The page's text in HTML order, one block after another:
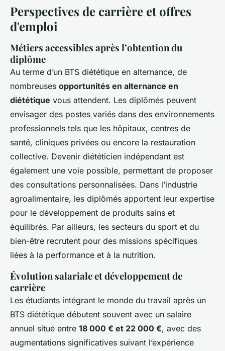
Perspectives de carrière et offres
d'emploi
Métiers accessibles après l’obtention du
diplôme
Au terme d’un BTS diététique en alternance, de
nombreuses opportunités en alternance en
diététique vous attendent. Les diplômés peuvent
envisager des postes variés dans des environnements
professionnels tels que les hôpitaux, centres de
santé, cliniques privées ou encore la restauration
collective. Devenir diététicien indépendant est
également une voie possible, permettant de proposer
des consultations personnalisées. Dans l’industrie
agroalimentaire, les diplômés apportent leur expertise
pour le développement de produits sains et
équilibrés. Par ailleurs, les secteurs du sport et du
bien-être recrutent pour des missions spécifiques
liées à la performance et à la nutrition.
Évolution salariale et développement de
carrière
Les étudiants intégrant le monde du travail après un
BTS diététique débutent souvent avec un salaire
annuel situé entre 18 000 € et 22 000 €, avec des
augmentations significatives suivant l’expérience